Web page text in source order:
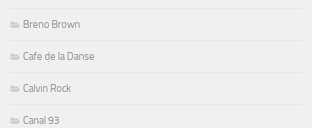
Breno Brown
Cafe de la Danse
Calvin Rock
Canal 93